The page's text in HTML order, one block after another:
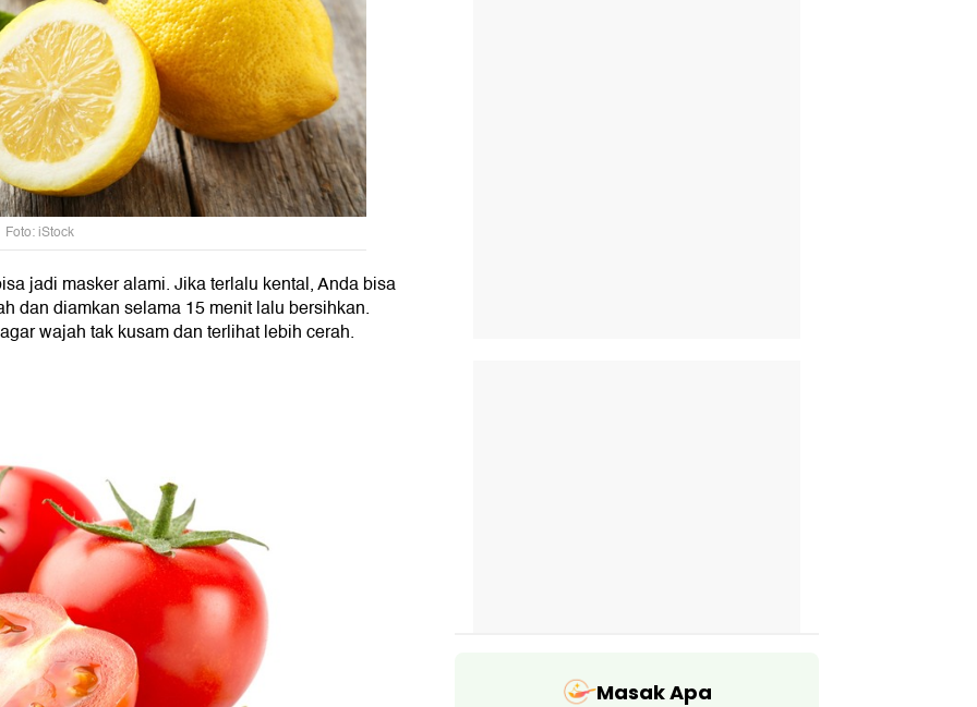
Foto: iStock
jadi masker alami. Jika terlalu kental, Anda bisa
dan diamkan selama 15 menit lalu bersihkan.
wajah tak kusam dan terlihat lebih cerah.
Masak Apa